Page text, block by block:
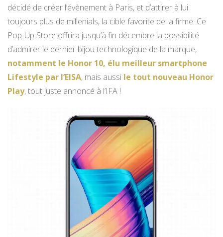
décidé de créer l’évènement à Paris, et d’attirer à lui
toujours plus de millenials, la cible favorite de la firme. Ce
Pop-Up Store offrira jusqu’à fin décembre la possibilité
d’admirer le dernier bijou technologique de la marque,
notamment le Honor 10, élu meilleur smartphone
Lifestyle par l’EISA, mais aussi le tout nouveau Honor
Play, tout juste annoncé à l’IFA !